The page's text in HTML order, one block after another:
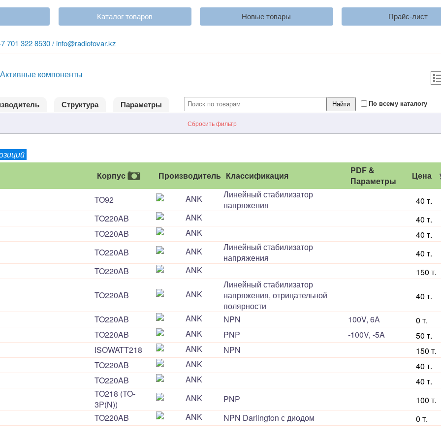
Каталог товаров Новые товары Прайс-лист
701 322 8530 / info@radiotovar.kz
Активные компоненты
Структура Параметры По всему каталогу
Сбросить фильтр
Корпус Производитель Классификация
PDF &
Параметры
Цена
TO92
Линейный стабилизатор
напряжения
40 т.
TO220AB
40 т.
TO220AB
40 т.
TO220AB
Линейный стабилизатор
напряжения
40 т.
TO220AB 150 т.
TO220AB
Линейный стабилизатор
напряжения, отрицательной
полярности
40 т.
TO220AB NPN 100V, 6A
0 т.
TO220AB PNP -100V, -5A
50 т.
ISOWATT218 NPN
150 т.
TO220AB
40 т.
TO220AB
40 т.
TO218 (TO-
3P(N))
PNP
100 т.
TO220AB NPN Darlington с диодом 0 т.